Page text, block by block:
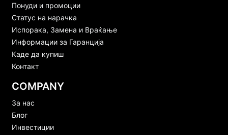
Понуди и промоции
Статус на нарачка
Испорака, Замена и Враќање
Информации за Гаранција
Каде да купиш
Контакт
COMPANY
За нас
Блог
Инвестиции